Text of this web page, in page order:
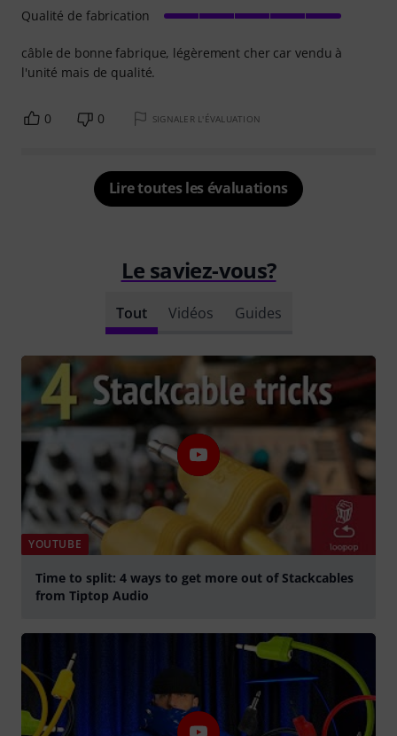
câble de bonne fabrique, légèrement cher car vendu à
l'unité mais de qualité.
Qualité de fabrication
0 0 SIGNALER L'ÉVALUATION
Lire toutes les évaluations
Le saviez-vous?
Tout Vidéos Guides
YOUTUBE
Time to split: 4 ways to get more out of Stackcables
from Tiptop Audio